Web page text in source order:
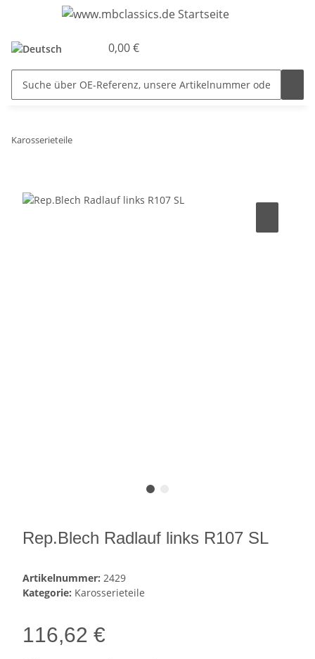
0,00 €
Karosserieteile
Rep.Blech Radlauf links R107 SL
Artikelnummer: 2429
Kategorie: Karosserieteile
116,62 €